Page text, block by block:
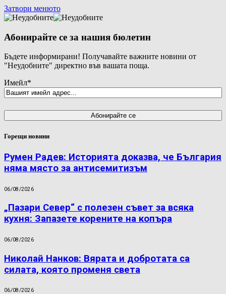
Затвори менюто
Абонирайте се за нашия бюлетин
Бъдете информирани! Получавайте важните новини от
"Неудобните" директно във вашата поща.
Имейл*
Горещи новини
Румен Радев: Историята доказва, че България
няма място за антисемитизъм
06/08/2026
„Пазари Север“ с полезен съвет за всяка
кухня: Запазете корените на копъра
06/08/2026
Николай Нанков: Вярата и добротата са
силата, която променя света
06/08/2026